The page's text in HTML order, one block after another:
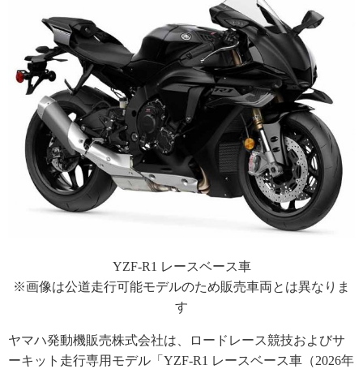
YZF-R1 レースベース車
※画像は公道走行可能モデルのため販売車両とは異なりま
す
ヤマハ発動機販売株式会社は、ロードレース競技およびサ
ーキット走行専用モデル「YZF-R1 レースベース車（2026年